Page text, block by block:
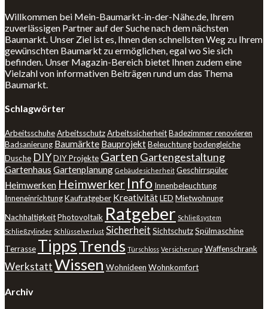
Willkommen bei Mein-Baumarkt-in-der-Nähe.de, Ihrem
zuverlässigen Partner auf der Suche nach dem nächsten
Baumarkt. Unser Ziel ist es, Ihnen den schnellsten Weg zu Ihrem
gewünschten Baumarkt zu ermöglichen, egal wo Sie sich
befinden. Unser Magazin-Bereich bietet Ihnen zudem eine
Vielzahl von informativen Beiträgen rund um das Thema
Baumarkt.
Schlagwörter
ArbeitsschuheArbeitsschutzArbeitssicherheitBadezimmer renovieren
Badsanierung Baumärkte BauprojektBeleuchtungbodengleiche
Dusche DIYDIY Projekte Garten Gartengestaltung
Gartenhaus Gartenplanung Gebäudesicherheit Geschirrspüler
Heimwerken Heimwerker Info Innenbeleuchtung
InneneinrichtungKaufratgeber KreativitätLED Mietwohnung
NachhaltigkeitPhotovoltaik Ratgeber Schließsystem
Schließzylinder Schlüsselverlust Sicherheit SichtschutzSpülmaschine
Terrasse TippsTrends Türschloss Versicherung Waffenschrank
WerkstattWissen Wohnideen Wohnkomfort
Archiv